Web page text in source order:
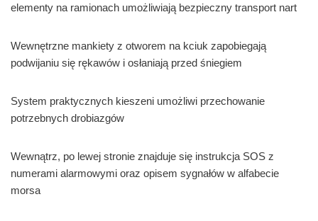
elementy na ramionach umożliwiają bezpieczny transport nart
Wewnętrzne mankiety z otworem na kciuk zapobiegają
podwijaniu się rękawów i osłaniają przed śniegiem
System praktycznych kieszeni umożliwi przechowanie
potrzebnych drobiazgów
Wewnątrz, po lewej stronie znajduje się instrukcja SOS z
numerami alarmowymi oraz opisem sygnałów w alfabecie
morsa